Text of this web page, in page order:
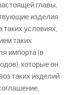
главы,
изделия
условиях,
таких
импорта (в
которые он
таких изделий